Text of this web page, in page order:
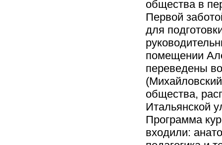
общества в
Первой
для
помещении
переведены
общества,
Итальянской
Программа
входили: